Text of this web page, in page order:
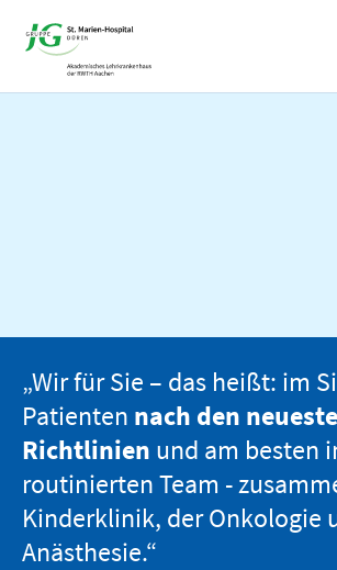
„Wir für Sie – das heißt: im
Patienten nach den
Richtlinien und am besten
routinierten Team -
Kinderklinik, der Onkologie
Anästhesie.“